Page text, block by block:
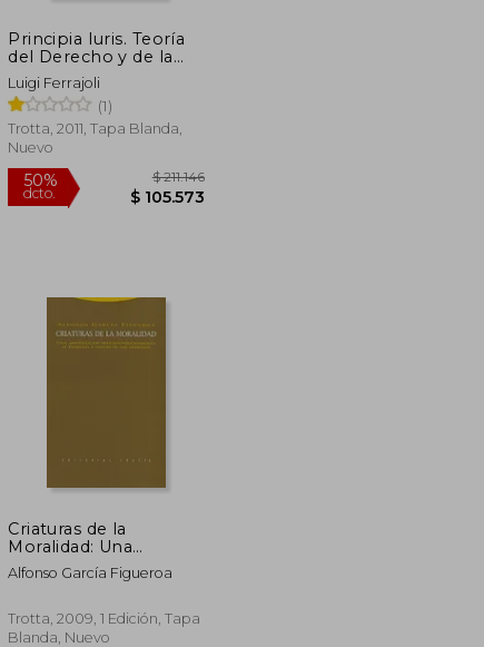
$ 84.054
$ 42.027
Principia Iuris. Teoría
del Derecho y de la
Democracia 3. La
Sintaxis del Derecho
Luigi Ferrajoli
(1)
Trotta, 2011, Tapa Blanda,
Nuevo
50%
dcto.
Criaturas de la
Moralidad: Una
Aproximación
Neoconstitucionalista
los Derechos
(Estructuras y
Alfonso García Figueroa
Trotta, 2009, 1 Edición, Tapa
Blanda, Nuevo